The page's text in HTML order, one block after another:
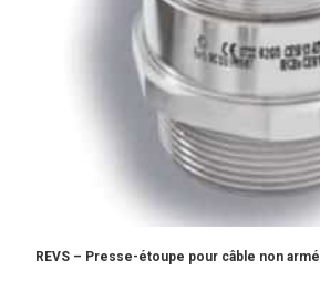
REVS – Presse-étoupe pour câble non armé